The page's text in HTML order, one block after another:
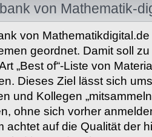
von Mathematik-
von
geordnet. Damit soll
„Best of“-Liste von
Dieses Ziel lässt sich
und Kollegen
ohne sich vorher
achtet auf die Qualität der